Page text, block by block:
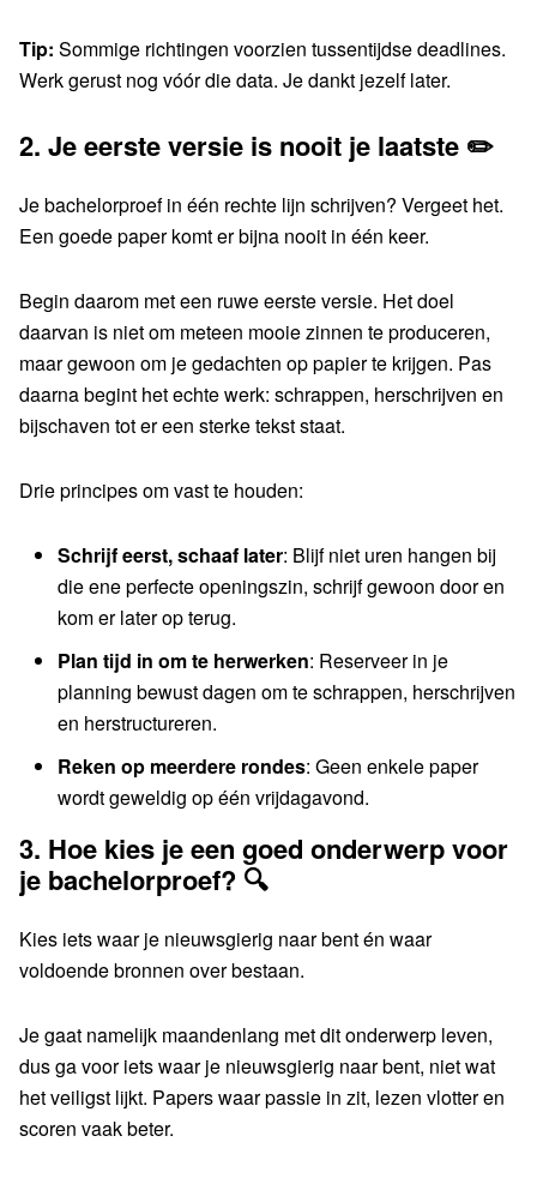
Tip: Sommige richtingen voorzien tussentijdse deadlines.
Werk gerust nog vóór die data. Je dankt jezelf later.
2. Je eerste versie is nooit je laatste ✏️
Je bachelorproef in één rechte lijn schrijven? Vergeet het.
Een goede paper komt er bijna nooit in één keer.
Begin daarom met een ruwe eerste versie. Het doel
daarvan is niet om meteen mooie zinnen te produceren,
maar gewoon om je gedachten op papier te krijgen. Pas
daarna begint het echte werk: schrappen, herschrijven en
bijschaven tot er een sterke tekst staat.
Drie principes om vast te houden:
Schrijf eerst, schaaf later: Blijf niet uren hangen bij
die ene perfecte openingszin, schrijf gewoon door en
kom er later op terug.
Plan tijd in om te herwerken: Reserveer in je
planning bewust dagen om te schrappen, herschrijven
en herstructureren.
Reken op meerdere rondes: Geen enkele paper
wordt geweldig op één vrijdagavond.
3. Hoe kies je een goed onderwerp voor
je bachelorproef? 🔍
Kies iets waar je nieuwsgierig naar bent én waar
voldoende bronnen over bestaan.
Je gaat namelijk maandenlang met dit onderwerp leven,
dus ga voor iets waar je nieuwsgierig naar bent, niet wat
het veiligst lijkt. Papers waar passie in zit, lezen vlotter en
scoren vaak beter.